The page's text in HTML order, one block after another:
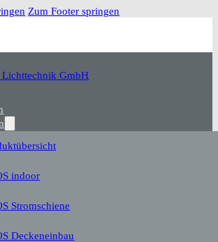
Zum Footer springen
indoor
Stromschiene
Deckeneinbau